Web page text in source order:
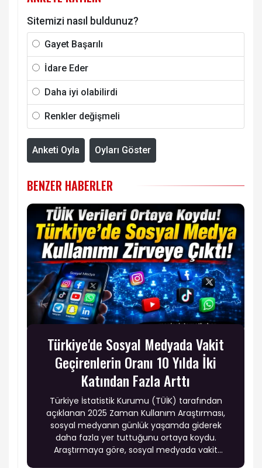
Sitemizi nasıl buldunuz?
Gayet Başarılı
İdare Eder
Daha iyi olabilirdi
Renkler değişmeli
Anketi Oyla Oyları Göster
BENZER HABERLER
Türkiye'de Sosyal Medyada Vakit
Geçirenlerin Oranı 10 Yılda İki
Katından Fazla Arttı
Türkiye İstatistik Kurumu (TÜİK) tarafından
açıklanan 2025 Zaman Kullanım Araştırması,
sosyal medyanın günlük yaşamda giderek
daha fazla yer tuttuğunu ortaya koydu.
Araştırmaya göre, sosyal medyada vakit